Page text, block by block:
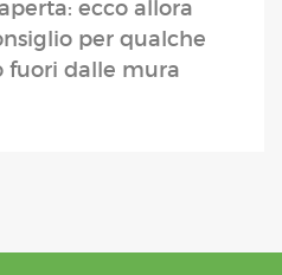
ecco allora
per qualche
fuori dalle mura